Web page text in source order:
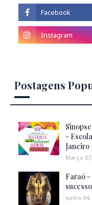
Postagens
-
Janeiro
Março
Faraó
Junho 04,